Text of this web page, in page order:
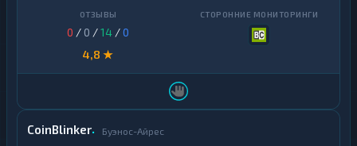
0 / 0 /14 /0
4,8 ★
CoinBlinker Буэнос-Айрес